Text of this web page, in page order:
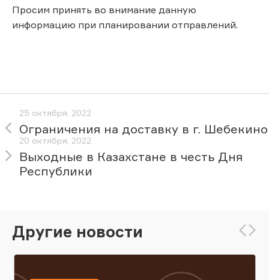
Просим принять во внимание данную
информацию при планировании отправлений.
25 октября, 2022
Ограничения на доставку в г. Шебекино
20 октября, 2022
Выходные в Казахстане в честь Дня
Республики
Другие новости